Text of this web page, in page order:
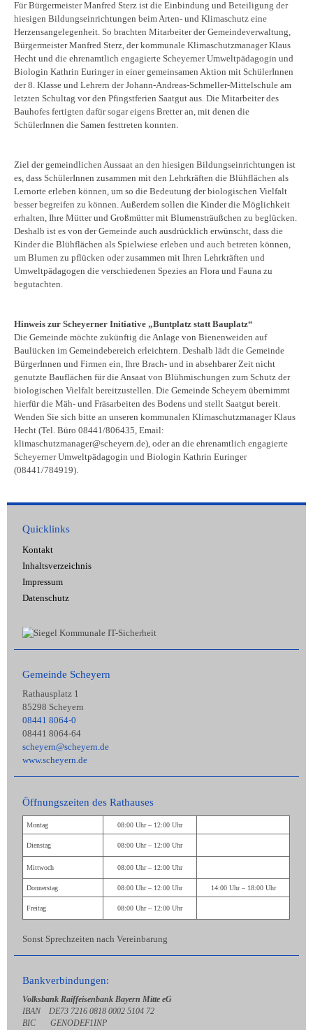
Für Bürgermeister Manfred Sterz ist die Einbindung und Beteiligung der
hiesigen Bildungseinrichtungen beim Arten- und Klimaschutz eine
Herzensangelegenheit. So brachten Mitarbeiter der Gemeindeverwaltung,
Bürgermeister Manfred Sterz, der kommunale Klimaschutzmanager Klaus
Hecht und die ehrenamtlich engagierte Scheyerner Umweltpädagogin und
Biologin Kathrin Euringer in einer gemeinsamen Aktion mit SchülerInnen
der 8. Klasse und Lehrern der Johann-Andreas-Schmeller-Mittelschule am
letzten Schultag vor den Pfingstferien Saatgut aus. Die Mitarbeiter des
Bauhofes fertigten dafür sogar eigens Bretter an, mit denen die
SchülerInnen die Samen festtreten konnten.
Ziel der gemeindlichen Aussaat an den hiesigen Bildungseinrichtungen ist
es, dass SchülerInnen zusammen mit den Lehrkräften die Blühflächen als
Lernorte erleben können, um so die Bedeutung der biologischen Vielfalt
besser begreifen zu können. Außerdem sollen die Kinder die Möglichkeit
erhalten, Ihre Mütter und Großmütter mit Blumensträußchen zu beglücken.
Deshalb ist es von der Gemeinde auch ausdrücklich erwünscht, dass die
Kinder die Blühflächen als Spielwiese erleben und auch betreten können,
um Blumen zu pflücken oder zusammen mit Ihren Lehrkräften und
Umweltpädagogen die verschiedenen Spezies an Flora und Fauna zu
begutachten.
Hinweis zur Scheyerner Initiative „Buntplatz statt Bauplatz“
Die Gemeinde möchte zukünftig die Anlage von Bienenweiden auf
Baulücken im Gemeindebereich erleichtern. Deshalb lädt die Gemeinde
BürgerInnen und Firmen ein, Ihre Brach- und in absehbarer Zeit nicht
genutzte Bauflächen für die Ansaat von Blühmischungen zum Schutz der
biologischen Vielfalt bereitzustellen. Die Gemeinde Scheyern übernimmt
hierfür die Mäh- und Fräsarbeiten des Bodens und stellt Saatgut bereit.
Wenden Sie sich bitte an unseren kommunalen Klimaschutzmanager Klaus
Hecht (Tel. Büro 08441/806435, Email:
klimaschutzmanager@scheyern.de), oder an die ehrenamtlich engagierte
Scheyerner Umweltpädagogin und Biologin Kathrin Euringer
(08441/784919).
Quicklinks
Kontakt
Inhaltsverzeichnis
Impressum
Datenschutz
Gemeinde Scheyern
Rathausplatz 1
85298 Scheyern
08441 8064-0
08441 8064-64
scheyern@scheyern.de
www.scheyern.de
Öffnungszeiten des Rathauses
Montag 08:00 Uhr – 12:00 Uhr
Dienstag 08:00 Uhr – 12:00 Uhr
Mittwoch 08:00 Uhr – 12:00 Uhr
Donnerstag 08:00 Uhr – 12:00 Uhr 14:00 Uhr – 18:00 Uhr
Freitag 08:00 Uhr – 12:00 Uhr
Sonst Sprechzeiten nach Vereinbarung
Bankverbindungen:
Volksbank Raiffeisenbank Bayern Mitte eG
IBAN DE73 7216 0818 0002 5104 72
BIC GENODEF1INP